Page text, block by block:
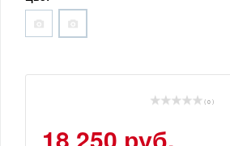
( 0 )